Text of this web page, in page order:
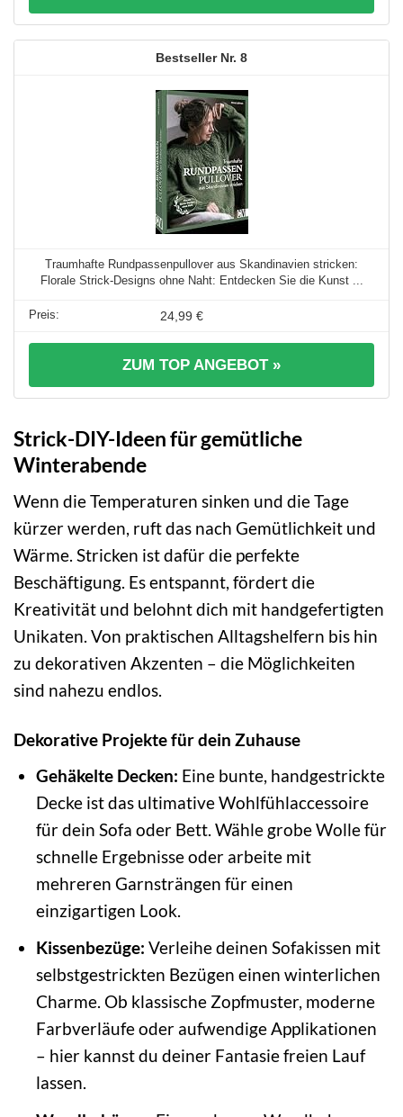
8
Traumhafte Rundpassenpullover aus Skandinavien stricken:
Florale Strick-Designs ohne Naht: Entdecken Sie die Kunst ...
24,99 €
ZUM TOP ANGEBOT »
Strick-DIY-Ideen für gemütliche
Winterabende
Wenn die Temperaturen sinken und die Tage
kürzer werden, ruft das nach Gemütlichkeit und
Wärme. Stricken ist dafür die perfekte
Beschäftigung. Es entspannt, fördert die
Kreativität und belohnt dich mit handgefertigten
Unikaten. Von praktischen Alltagshelfern bis hin
zu dekorativen Akzenten – die Möglichkeiten
sind nahezu endlos.
Dekorative Projekte für dein Zuhause
Gehäkelte Decken: Eine bunte, handgestrickte
Decke ist das ultimative Wohlfühlaccessoire
für dein Sofa oder Bett. Wähle grobe Wolle für
schnelle Ergebnisse oder arbeite mit
mehreren Garnsträngen für einen
einzigartigen Look.
Kissenbezüge: Verleihe deinen Sofakissen mit
selbstgestrickten Bezügen einen winterlichen
Charme. Ob klassische Zopfmuster, moderne
Farbverläufe oder aufwendige Applikationen
– hier kannst du deiner Fantasie freien Lauf
lassen.